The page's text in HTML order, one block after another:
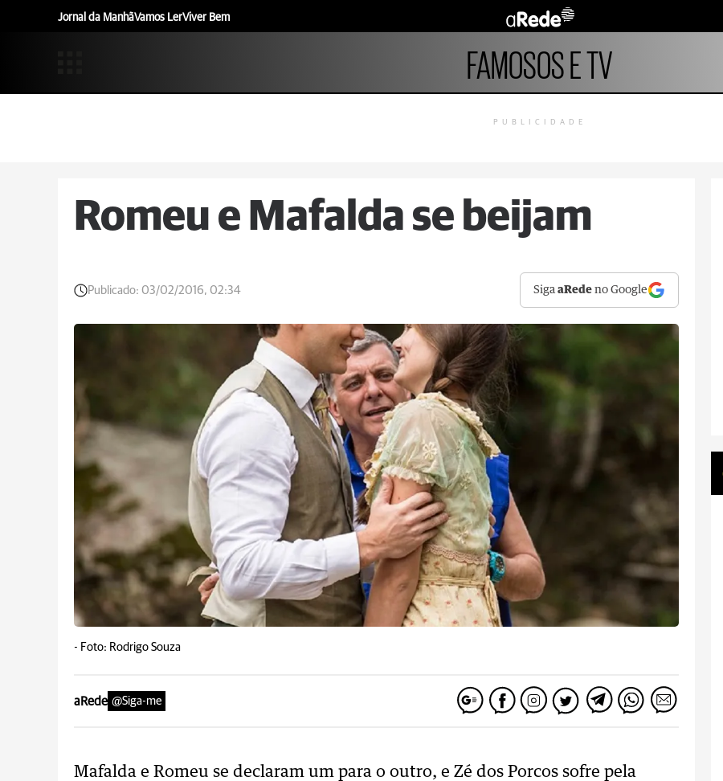
Jornal da ManhãVamos LerViver Bem
FAMOSOS E TV
PUBLICIDADE
Romeu e Mafalda se beijam
Publicado: 03/02/2016, 02:34 SigaaRede no Google
- Foto: Rodrigo Souza
aRede @Siga-me
Mafalda e Romeu se declaram um para o outro, e Zé dos Porcos sofre pela